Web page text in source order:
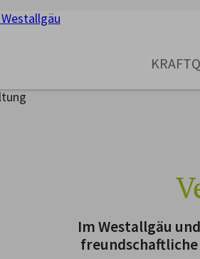
Im Westallgäu
freundschaftliche